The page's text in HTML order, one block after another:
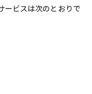
ービスは次のとおりで